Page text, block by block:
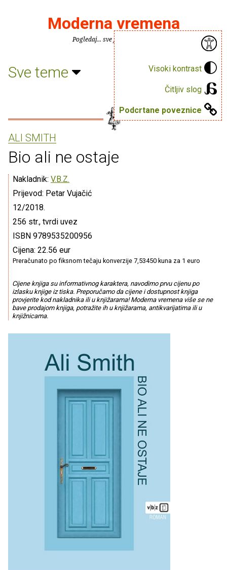
Visoki kontrast
Čitljiv slog
Podcrtane poveznice
Moderna vremena
Pogledaj... sve je puno knjiga.
Sve teme
ALI SMITH
Bio ali ne ostaje
Nakladnik: V.B.Z.
Prijevod: Petar Vujačić
12/2018.
256 str., tvrdi uvez
ISBN 9789535200956
Cijena: 22.56 eur
Preračunato po fiksnom tečaju konverzije 7,53450 kuna za 1 euro
Cijene knjiga su informativnog karaktera, navodimo prvu cijenu po
izlasku knjige iz tiska. Preporučamo da cijene i dostupnost knjiga
provjerite kod nakladnika ili u knjižarama! Moderna vremena više se ne
bave prodajom knjiga, potražite ih u knjižarama, antikvarijatima ili u
knjižnicama.